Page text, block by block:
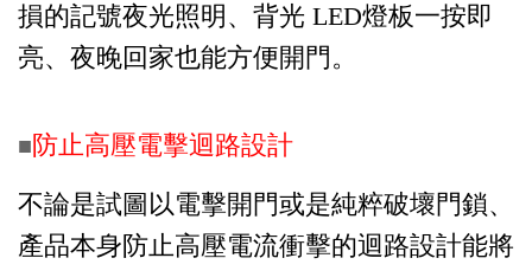
損的記號夜光照明、背光 LED燈板一按即
亮、夜晚回家也能方便開門。
■防止高壓電擊迴路設計
不論是試圖以電擊開門或是純粹破壞門鎖、
產品本身防止高壓電流衝擊的迴路設計能將